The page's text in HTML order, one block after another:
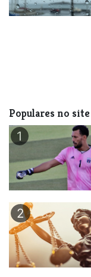
Populares no site
1
2